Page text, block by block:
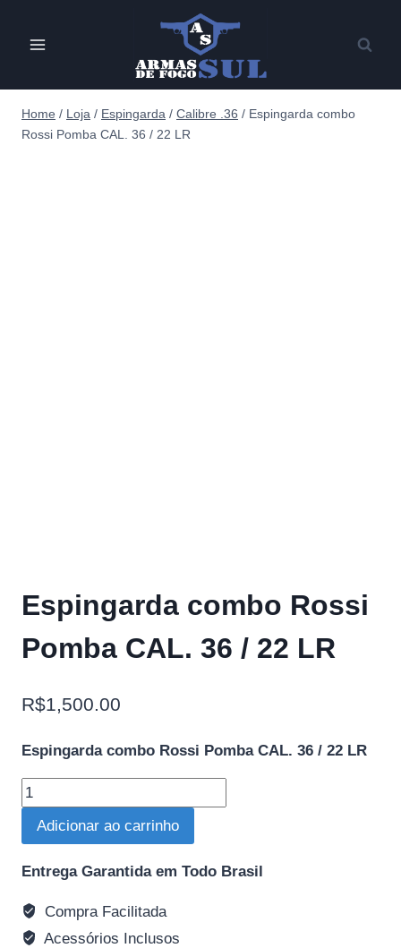
Home / Loja / Espingarda / Calibre .36 / Espingarda combo
Rossi Pomba CAL. 36 / 22 LR
Espingarda combo Rossi
Pomba CAL. 36 / 22 LR
R$1,500.00
Espingarda combo Rossi Pomba CAL. 36 / 22 LR
Espingarda
combo
Pomba
36
/
Adicionar ao carrinho
Entrega Garantida em Todo Brasil
Compra Facilitada
Acessórios Inclusos